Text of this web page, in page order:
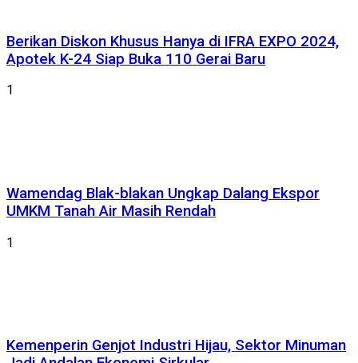
Berikan Diskon Khusus Hanya di IFRA EXPO 2024,
Apotek K-24 Siap Buka 110 Gerai Baru
1
Wamendag Blak-blakan Ungkap Dalang Ekspor
UMKM Tanah Air Masih Rendah
1
Kemenperin Genjot Industri Hijau, Sektor Minuman